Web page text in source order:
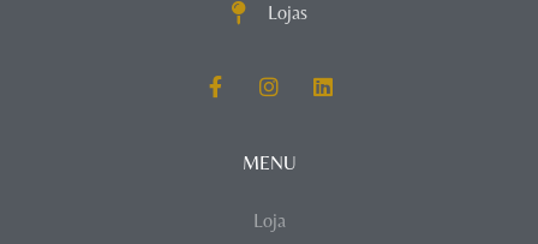
Lojas
MENU
Loja